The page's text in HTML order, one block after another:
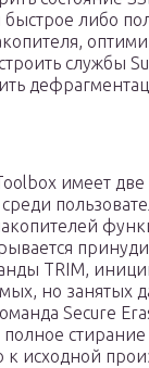
быстрое либо
службы
имеет две
TRIM,
но занятых
Secure
стирание
исходной